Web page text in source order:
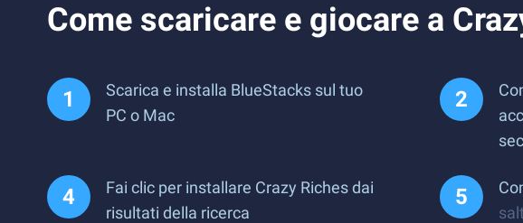
Come scaricare e giocare a
Scarica e installa BlueStacks sul tuo
PC o Mac
Fai clic per installare Crazy Riches dai
risultati della ricerca